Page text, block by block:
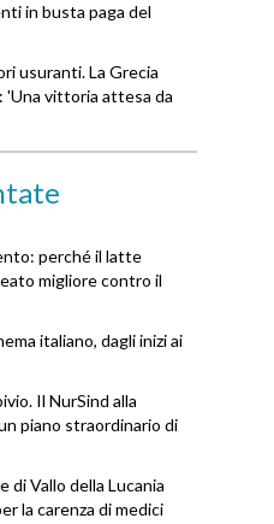
in busta paga del
usuranti. La Grecia
'Una vittoria attesa da
perché il latte
migliore contro il
italiano, dagli inizi ai
Il NurSind alla
piano straordinario di
di Vallo della Lucania
la carenza di medici